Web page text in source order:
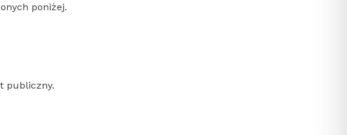
poniżej.
publiczny.